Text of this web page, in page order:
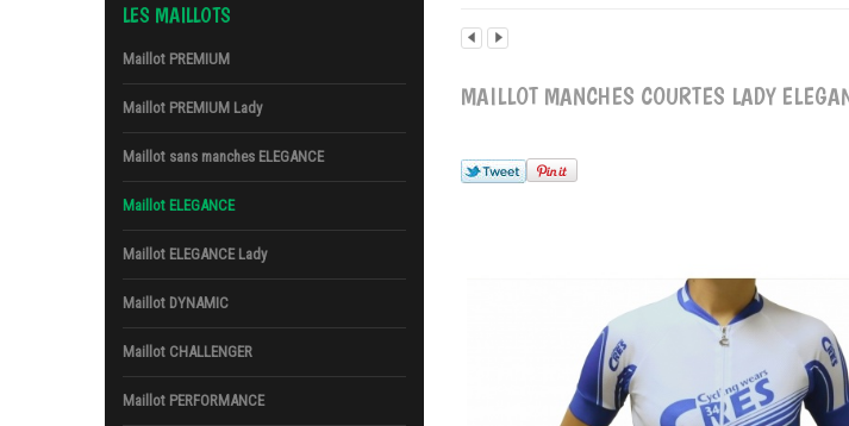
MAILLOT MANCHES COURTES LADY
LES MAILLOTS
Maillot PREMIUM
Maillot PREMIUM Lady
Maillot sans manches ELEGANCE
Maillot ELEGANCE
Maillot ELEGANCE Lady
Maillot DYNAMIC
Maillot CHALLENGER
Maillot PERFORMANCE